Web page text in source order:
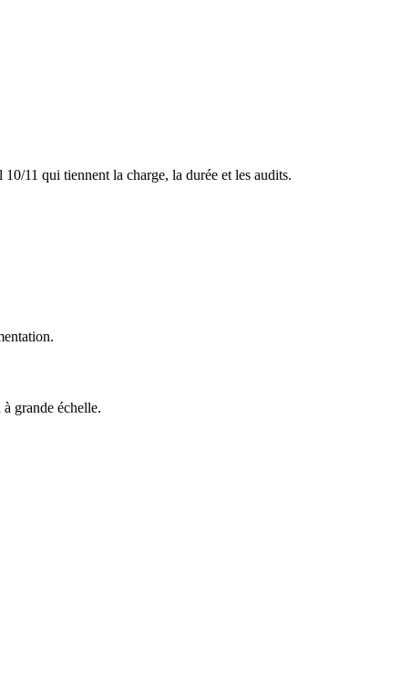
11 qui tiennent la charge, la durée et les audits.
grande échelle.